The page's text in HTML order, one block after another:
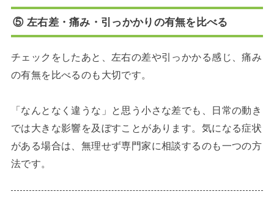
⑤ 左右差・痛み・引っかかりの有無を比べる
チェックをしたあと、左右の差や引っかかる感じ、痛み
の有無を比べるのも大切です。
「なんとなく違うな」と思う小さな差でも、日常の動き
では大きな影響を及ぼすことがあります。気になる症状
がある場合は、無理せず専門家に相談するのも一つの方
法です。